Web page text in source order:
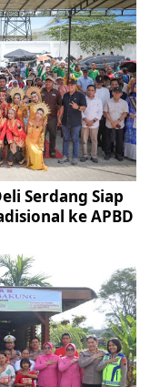
Serdang Siap
ke APBD